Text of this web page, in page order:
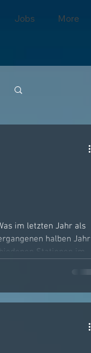
Jobs More
im letzten Jahr als
halben Jahr
Stationen im
und